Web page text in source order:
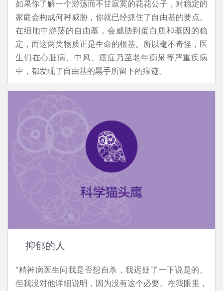
如果你了解一个游荡而不甘寂寞的花花公子，对稳定的
家庭会构成何种威胁，你就已经抓住了自由基的要点。
在细胞中游荡的自由基，会威胁到蛋白质和基因的稳
定，而这两类物质正是生命的根基。所以毫不奇怪，医
生们在心脏病、中风、癌症乃至老年痴呆等严重疾病
中，都发现了自由基的黑手所留下的痕迹。
抑郁的人
“精神病医生问我是否想自杀，我迟疑了一下说是的。
但我没对他详细说明，因为没有这个必要。在我眼里，